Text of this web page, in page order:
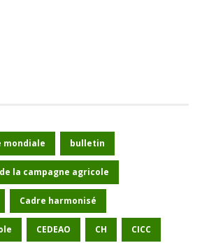
mondiale bulletin
la campagne agricole
Cadre harmonisé
CEDEAO CH CICC